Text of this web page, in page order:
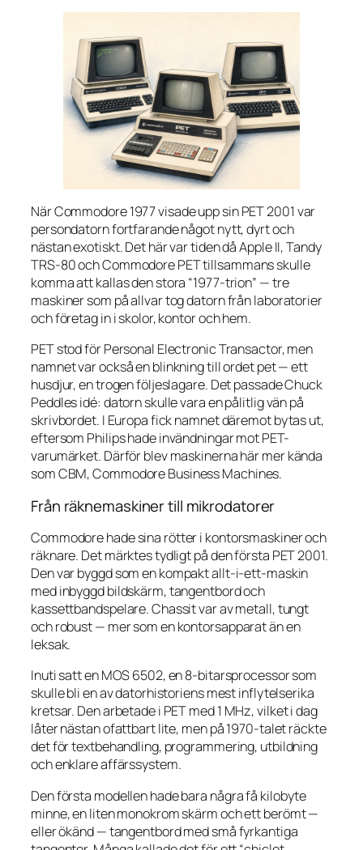
När Commodore 1977 visade upp sin PET 2001 var
persondatorn fortfarande något nytt, dyrt och
nästan exotiskt. Det här var tiden då Apple II, Tandy
TRS-80 och Commodore PET tillsammans skulle
komma att kallas den stora “1977-trion” — tre
maskiner som på allvar tog datorn från laboratorier
och företag in i skolor, kontor och hem.
PET stod för Personal Electronic Transactor, men
namnet var också en blinkning till ordet pet — ett
husdjur, en trogen följeslagare. Det passade Chuck
Peddles idé: datorn skulle vara en pålitlig vän på
skrivbordet. I Europa fick namnet däremot bytas ut,
eftersom Philips hade invändningar mot PET-
varumärket. Därför blev maskinerna här mer kända
som CBM, Commodore Business Machines.
Från räknemaskiner till mikrodatorer
Commodore hade sina rötter i kontorsmaskiner och
räknare. Det märktes tydligt på den första PET 2001.
Den var byggd som en kompakt allt-i-ett-maskin
med inbyggd bildskärm, tangentbord och
kassettbandspelare. Chassit var av metall, tungt
och robust — mer som en kontorsapparat än en
leksak.
Inuti satt en MOS 6502, en 8-bitarsprocessor som
skulle bli en av datorhistoriens mest inflytelserika
kretsar. Den arbetade i PET med 1 MHz, vilket i dag
låter nästan ofattbart lite, men på 1970-talet räckte
det för textbehandling, programmering, utbildning
och enklare affärssystem.
Den första modellen hade bara några få kilobyte
minne, en liten monokrom skärm och ett berömt —
eller ökänd — tangentbord med små fyrkantiga